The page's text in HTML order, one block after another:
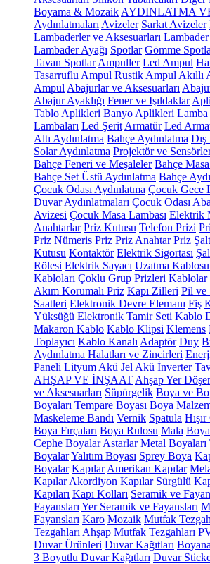
Boyama & Mozaik AYDINLATMA
Aydınlatmaları Avizeler Sarkıt Avizeler
Lambaderler ve Aksesuarları Lambader
Lambader Ayağı Spotlar Gömme
Tavan Spotlar Ampuller Led Ampul
Tasarruflu Ampul Rustik Ampul Akıllı
Ampul Abajurlar ve Aksesuarları
Abajur Ayaklığı Fener ve Işıldaklar
Tablo Aplikleri Banyo Aplikleri Lamba
Lambaları Led Şerit Armatür Led
Altı Aydınlatma Bahçe Aydınlatma
Solar Aydınlatma Projektör ve
Bahçe Feneri ve Meşaleler Bahçe
Bahçe Set Üstü Aydınlatma Bahçe
Çocuk Odası Aydınlatma Çocuk Gece
Duvar Aydınlatmaları Çocuk Odası
Avizesi Çocuk Masa Lambası Elektrik
Anahtarlar Priz Kutusu Telefon Prizi
Priz Nümeris Priz Priz Anahtar Priz
Kutusu Kontaktör Elektrik Sigortası
Rölesi Elektrik Sayacı Uzatma
Kabloları Çoklu Grup Prizleri Kablolar
Akım Korumalı Priz Kapı Zilleri Pil ve
Saatleri Elektronik Devre Elemanı Fiş
Yüksüğü Elektronik Tamir Seti Kablo
Makaron Kablo Kablo Klipsi Klemens
Toplayıcı Kablo Kanalı Adaptör Duy
Aydınlatma Halatları ve Zincirleri
Paneli Lityum Akü Jel Akü İnverter
AHŞAP VE İNŞAAT Ahşap Yer
ve Aksesuarları Süpürgelik Boya ve
Boyaları Tempare Boyası Boya
Maskeleme Bandı Vernik Spatula
Boya Fırçaları Boya Rulosu Mala Boya
Cephe Boyalar Astarlar Metal Boyaları
BoyalarYalıtım Boyası Sprey Boya
Boyalar Kapılar Amerikan Kapılar
Kapılar Akordiyon Kapılar Sürgülü
Kapıları Kapı Kolları Seramik ve
Fayansları Yer Seramik ve Fayansları
Fayansları Karo Mozaik Mutfak
Tezgahları Ahşap Mutfak Tezgahları
Duvar Ürünleri Duvar Kağıtları
3 Boyutlu Duvar Kağıtları Duvar